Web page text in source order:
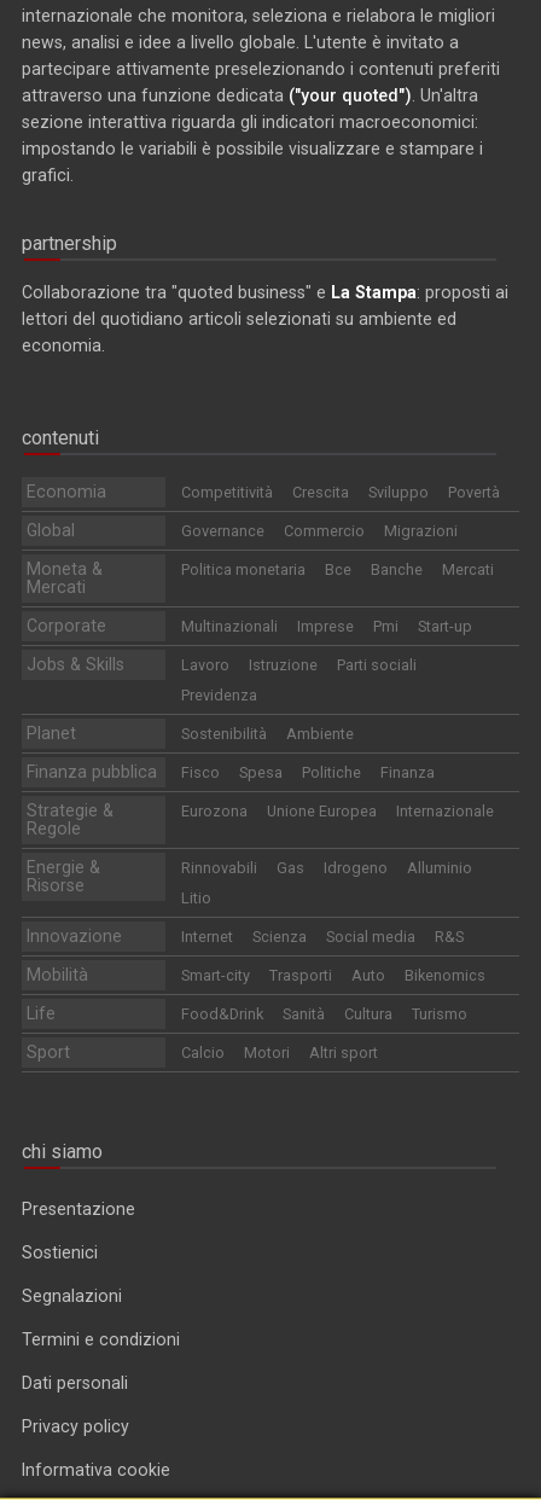
internazionale che monitora, seleziona e rielabora le migliori
news, analisi e idee a livello globale. L'utente è invitato a
partecipare attivamente preselezionando i contenuti preferiti
attraverso una funzione dedicata ("your quoted") . Un'altra
sezione interattiva riguarda gli indicatori macroeconomici:
impostando le variabili è possibile visualizzare e stampare i
grafici.
partnership
Collaborazione tra "quoted business" e La Stampa: proposti ai
lettori del quotidiano articoli selezionati su ambiente ed
economia.
contenuti
Economia Competitività Crescita Sviluppo Povertà
Global Governance Commercio Migrazioni
Moneta &
Mercati
Politica monetaria Bce Banche Mercati
Corporate Multinazionali Imprese Pmi Start-up
Jobs & Skills Lavoro Istruzione
Parti sociali
Previdenza
Planet Sostenibilità Ambiente
Finanza pubblica Fisco Spesa Politiche Finanza
Strategie &
Regole
Eurozona Unione Europea Internazionale
Energie &
Risorse
Rinnovabili Gas Idrogeno
Alluminio
Litio
Innovazione Internet Scienza Social media R&S
Mobilità Smart-city Trasporti Auto Bikenomics
Life Food&Drink Sanità Cultura Turismo
Sport Calcio Motori Altri sport
chi siamo
Presentazione
Sostienici
Segnalazioni
Termini e condizioni
Dati personali
Privacy policy
Informativa cookie